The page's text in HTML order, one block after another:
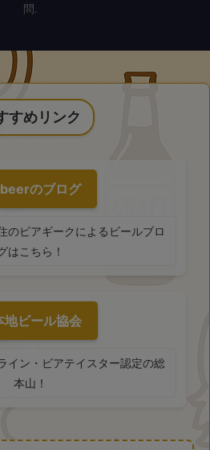
問.
すめリンク
のブログ
のビアギークによるビールブロ
はこちら！
地ビール協会
イン・ビアテイスター認定の総
本山！